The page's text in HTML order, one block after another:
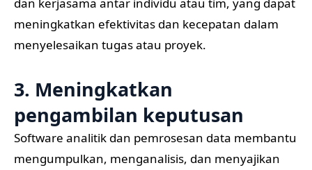
meningkatkan efektivitas dan kecepatan dalam
menyelesaikan tugas atau proyek.
3. Meningkatkan
pengambilan keputusan
Software analitik dan pemrosesan data membantu
mengumpulkan, menganalisis, dan menyajikan